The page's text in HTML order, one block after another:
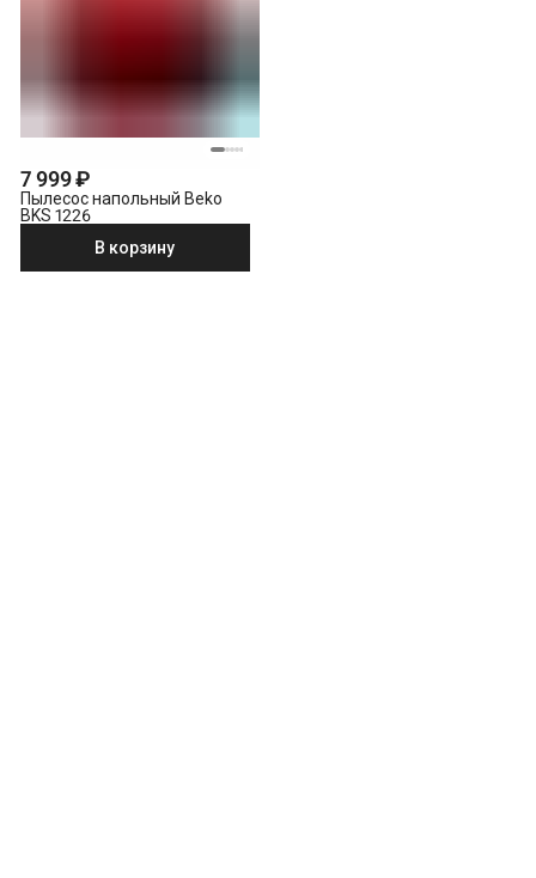
7 999 ₽
Пылесос напольный Beko
BKS 1226
В корзину